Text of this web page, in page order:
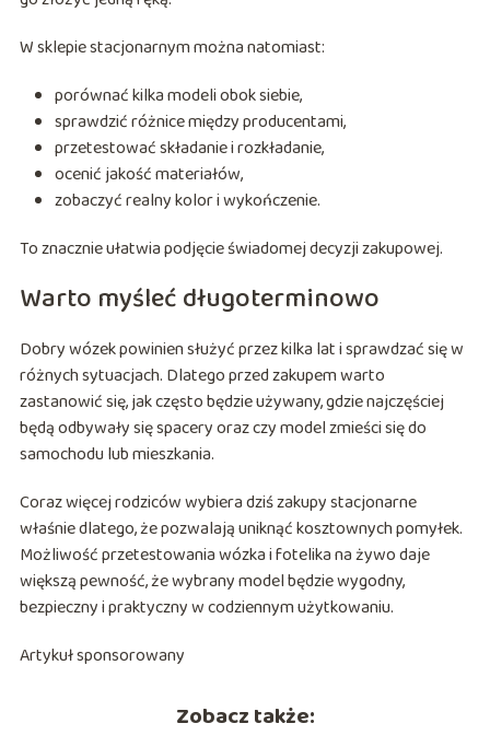
W sklepie stacjonarnym można natomiast:
porównać kilka modeli obok siebie,
sprawdzić różnice między producentami,
przetestować składanie i rozkładanie,
ocenić jakość materiałów,
zobaczyć realny kolor i wykończenie.
To znacznie ułatwia podjęcie świadomej decyzji zakupowej.
Warto myśleć długoterminowo
Dobry wózek powinien służyć przez kilka lat i sprawdzać się w
różnych sytuacjach. Dlatego przed zakupem warto
zastanowić się, jak często będzie używany, gdzie najczęściej
będą odbywały się spacery oraz czy model zmieści się do
samochodu lub mieszkania.
Coraz więcej rodziców wybiera dziś zakupy stacjonarne
właśnie dlatego, że pozwalają uniknąć kosztownych pomyłek.
Możliwość przetestowania wózka i fotelika na żywo daje
większą pewność, że wybrany model będzie wygodny,
bezpieczny i praktyczny w codziennym użytkowaniu.
Artykuł sponsorowany
Zobacz także: